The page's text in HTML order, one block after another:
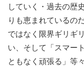
していく・過去の歴
りも恵まれているの
ではなく限界ギリギ
い、そして「スマー
ともなく頑張る」等